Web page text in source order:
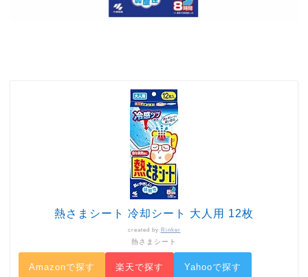
熱さまシート 冷却シート 大人用 12枚
created by Rinker
熱さまシート
Amazonで探す 楽天で探す Yahooで探す